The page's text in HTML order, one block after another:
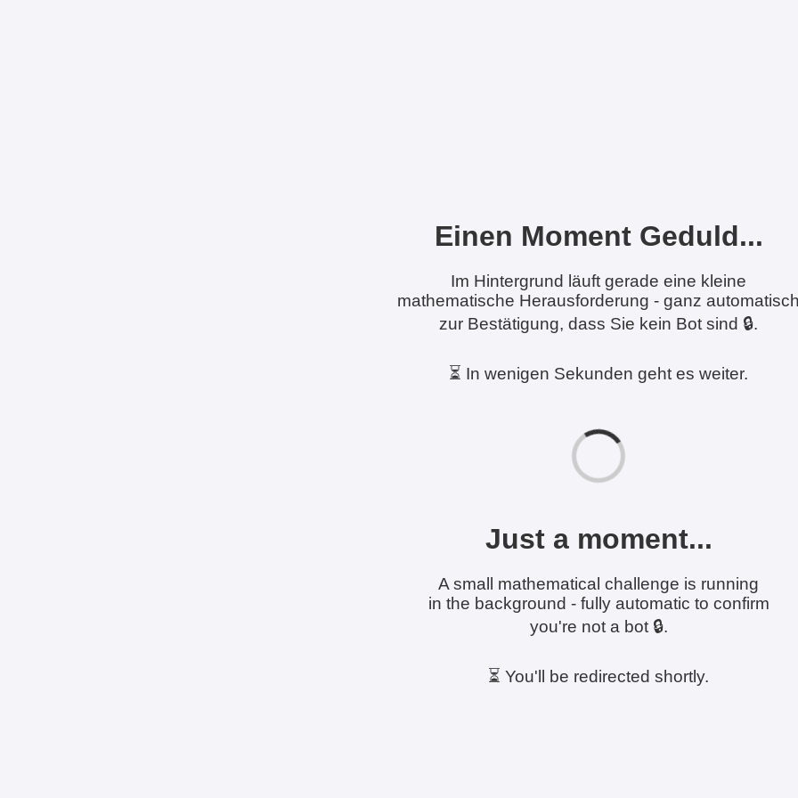
Einen Moment Geduld...
Im Hintergrund läuft gerade eine kleine
mathematische Herausforderung - ganz
zur Bestätigung, dass Sie kein Bot sind 🔒.
⏳ In wenigen Sekunden geht es weiter.
Just a moment...
A small mathematical challenge is running
in the background - fully automatic to confirm
you're not a bot 🔒.
⏳ You'll be redirected shortly.